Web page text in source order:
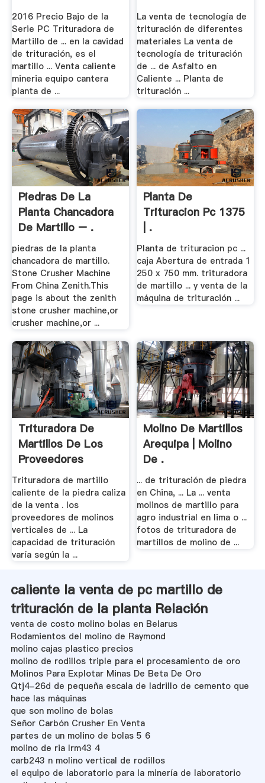
2016 Precio Bajo de la
Serie PC Trituradora de
Martillo de ... en la cavidad
de trituración, es el
martillo ... Venta caliente
mineria equipo cantera
planta de ...
La venta de tecnología de
trituración de diferentes
materiales La venta de
tecnología de trituración
de ... de Asfalto en
Caliente ... Planta de
trituración ...
Piedras De La
Planta Chancadora
De Martillo – .
piedras de la planta
chancadora de martillo.
Stone Crusher Machine
From China Zenith.This
page is about the zenith
stone crusher machine,or
crusher machine,or ...
Planta De
Trituracion Pc 1375
| .
Planta de trituracion pc ...
caja Abertura de entrada 1
250 x 750 mm. trituradora
de martillo ... y venta de la
máquina de trituración ...
Trituradora De
Martillos De Los
Proveedores
Trituradora de martillo
caliente de la piedra caliza
de la venta . los
proveedores de molinos
verticales de ... La
capacidad de trituración
varía según la ...
Molino De Martillos
Arequipa | Molino
De .
... de trituración de piedra
en China, ... La ... venta
molinos de martillo para
agro industrial en lima o ...
fotos de trituradora de
martillos de molino de ...
caliente la venta de pc martillo de
trituración de la planta Relación
venta de costo molino bolas en Belarus
Rodamientos del molino de Raymond
molino cajas plastico precios
molino de rodillos triple para el procesamiento de oro
Molinos Para Explotar Minas De Beta De Oro
Qtj4-26d de pequeña escala de ladrillo de cemento que
hace las máquinas
que son molino de bolas
Señor Carbón Crusher En Venta
partes de un molino de bolas 5 6
molino de ria lrm43 4
carb243 n molino vertical de rodillos
el equipo de laboratorio para la minería de laboratorio